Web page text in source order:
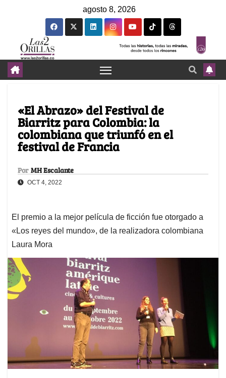
agosto 8, 2026
«El Abrazo» del Festival de
Biarritz para Colombia: la
colombiana que triunfó en el
festival de Francia
Por MH Escalante
OCT 4, 2022
El premio a la mejor película de ficción fue otorgado a
«Los reyes del mundo», de la realizadora colombiana
Laura Mora